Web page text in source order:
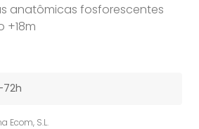
anatômicas fosforescentes
+18m
72h
Ecom, S.L.